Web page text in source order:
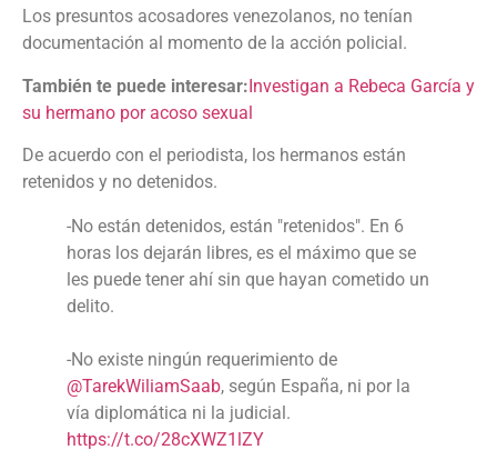
Los presuntos acosadores venezolanos, no tenían
documentación al momento de la acción policial.
También te puede interesar:Investigan a Rebeca García y
su hermano por acoso sexual
De acuerdo con el periodista, los hermanos están
retenidos y no detenidos.
-No están detenidos, están "retenidos". En 6
horas los dejarán libres, es el máximo que se
les puede tener ahí sin que hayan cometido un
delito.
-No existe ningún requerimiento de
@TarekWiliamSaab, según España, ni por la
vía diplomática ni la judicial.
https://t.co/28cXWZ1lZY